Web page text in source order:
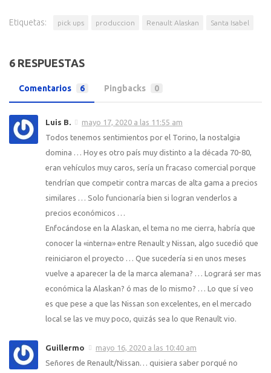
Etiquetas: pick ups produccion Renault Alaskan Santa Isabel
6 RESPUESTAS
Comentarios 6 Pingbacks 0
Luis B.
mayo 17, 2020 a las 11:55 am
Todos tenemos sentimientos por el Torino, la nostalgia
domina … Hoy es otro país muy distinto a la década 70-80,
eran vehículos muy caros, sería un fracaso comercial porque
tendrían que competir contra marcas de alta gama a precios
similares … Solo funcionaría bien si logran venderlos a
precios económicos …
Enfocándose en la Alaskan, el tema no me cierra, habría que
conocer la «interna» entre Renault y Nissan, algo sucedió que
reiniciaron el proyecto … Que sucedería si en unos meses
vuelve a aparecer la de la marca alemana? … Logrará ser mas
económica la Alaskan? ó mas de lo mismo? … Lo que sí veo
es que pese a que las Nissan son excelentes, en el mercado
local se las ve muy poco, quizás sea lo que Renault vio.
Guillermo
mayo 16, 2020 a las 10:40 am
Señores de Renault/Nissan… quisiera saber porqué no